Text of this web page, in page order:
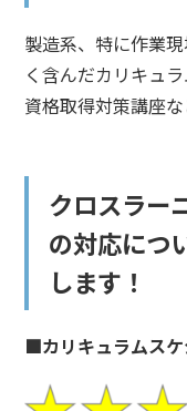
製造系、特に作業
く含んだカリキュ
資格取得対策講座な
クロスラー
の対応につ
します！
■カリキュラムス